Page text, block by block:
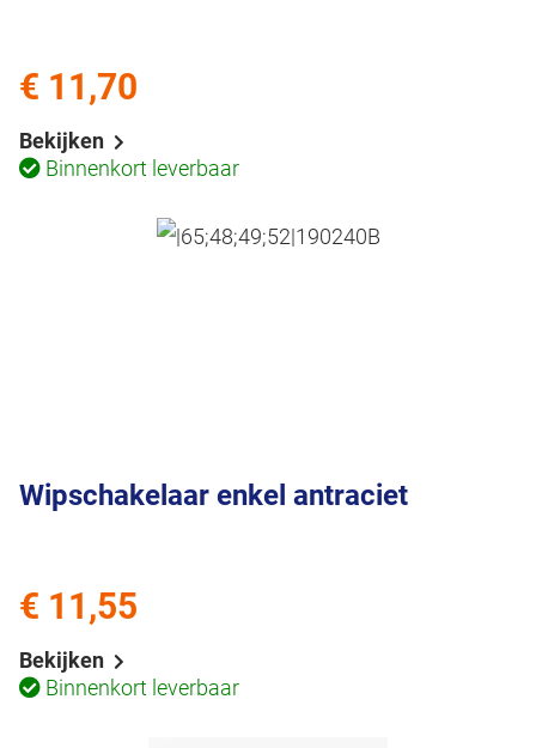
Bekijken
Binnenkort leverbaar
€ 11,70
Wipschakelaar enkel antraciet
Bekijken
Binnenkort leverbaar
€ 11,55